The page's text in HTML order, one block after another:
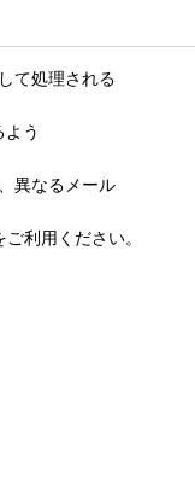
て処理される
う
異なるメール
利用ください。